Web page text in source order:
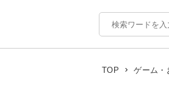
TOP ゲーム・